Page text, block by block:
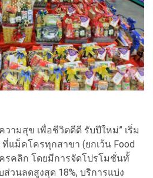
ามสุข เพื่อชีวิตดีดี รับปีใหม่” เริ่ม
แม็คโครทุกสาขา (ยกเว้น Food
รคลิก โดยมีการจัดโปรโมชั่นทั้
วนลดสูงสุด 18%, บริการแบ่ง